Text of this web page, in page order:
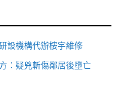
設機構代辦樓宇維修
：疑兇斬傷鄰居後墮亡